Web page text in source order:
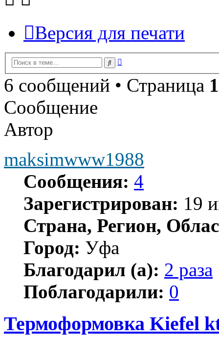
Версия для печати
Поиск
6 сообщений • Страница 1
Сообщение
Автор
maksimwww1988
Сообщения: 4
Зарегистрирован: 19
Страна, Регион,
Город: Уфа
Благодарил (а): 2 раза
Поблагодарили: 0
Термоформовка Kiefel